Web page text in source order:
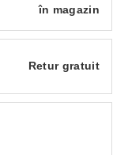
în magazin
Retur gratuit